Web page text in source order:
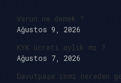
Varun ne demek ?
Ağustos 9, 2026
KYK ücreti aylık mı ?
Ağustos 7, 2026
Davutpaşa ismi nereden